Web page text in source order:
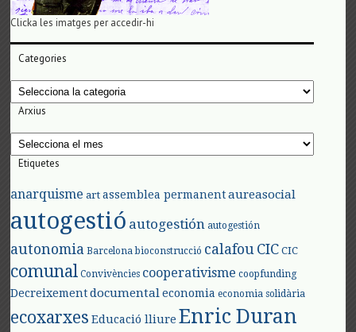
Clicka les imatges per accedir-hi
Categories
Categories
Arxius
Arxius
Etiquetes
anarquisme art assemblea permanent aureasocial
autogestió autogestión autogestión
autonomia Barcelona bioconstrucció calafouCIC CIC
comunal Convivències cooperativisme coopfunding
Decreixement documental economia economia solidària
ecoxarxes Educació lliure Enric Duran